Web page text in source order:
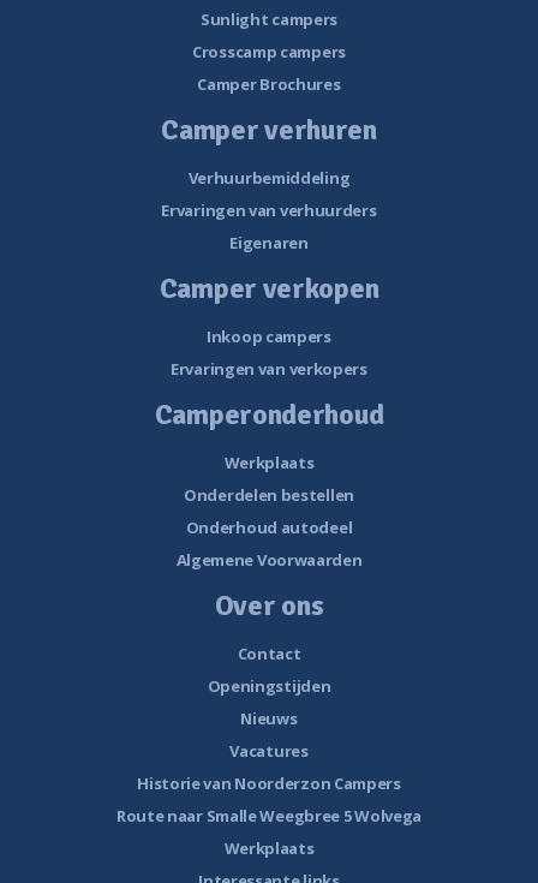
Sunlight campers
Crosscamp campers
Camper Brochures
Camper verhuren
Verhuurbemiddeling
Ervaringen van verhuurders
Eigenaren
Camper verkopen
Inkoop campers
Ervaringen van verkopers
Camperonderhoud
Werkplaats
Onderdelen bestellen
Onderhoud autodeel
Algemene Voorwaarden
Over ons
Contact
Openingstijden
Nieuws
Vacatures
Historie van Noorderzon Campers
Route naar Smalle Weegbree 5 Wolvega
Werkplaats